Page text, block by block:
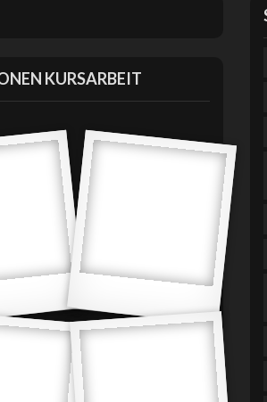
KURSARBEIT